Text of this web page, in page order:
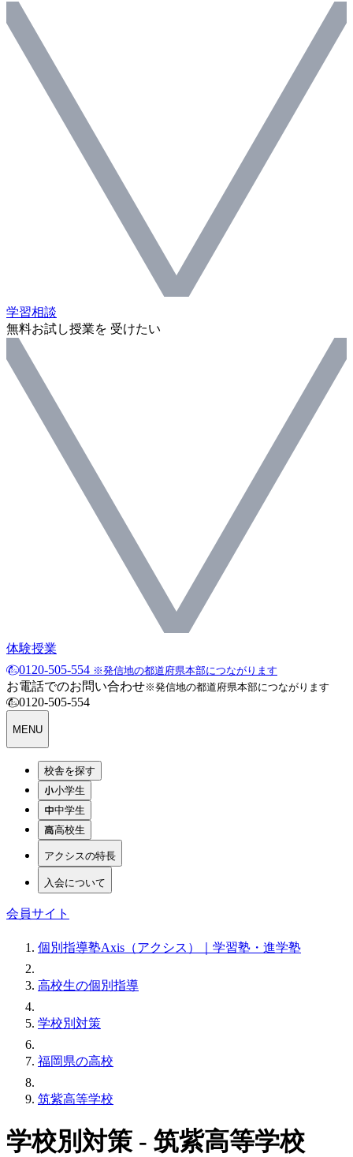
学習相談
無料お試し授業を 受けたい
体験授業
0120-505-554 ※発信地の都道府県本部につながります
お電話でのお問い合わせ※発信地の都道府県本部につながります
0120-505-554
MENU
校舎を探す
小学生
中学生
高校生
アクシスの特長
入会について
会員サイト
個別指導塾Axis（アクシス）｜学習塾・進学塾
高校生の個別指導
学校別対策
福岡県の高校
筑紫高等学校
学校別対策 - 筑紫高等学校